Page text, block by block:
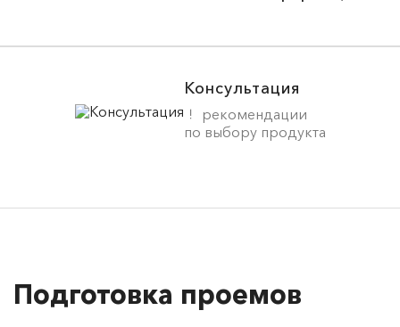
Консультация
рекомендации
по выбору продукта
Подготовка проемов